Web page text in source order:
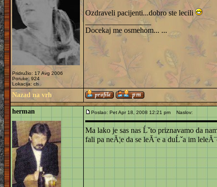
Pridružio: 17 Avg 2006
Poruke: 924
Lokacija: ch
Ozdraveli pacijenti...dobro ste lecili
_________________
Docekaj me osmehom... ...
Nazad na vrh
herman Poslao: Pet Apr 18, 2008 12:21 pm Naslov:
Ma lako je sas nas Ĺˇto priznavamo da
fali pa neĂ¦e da se leĂ¨e a duĹˇa im